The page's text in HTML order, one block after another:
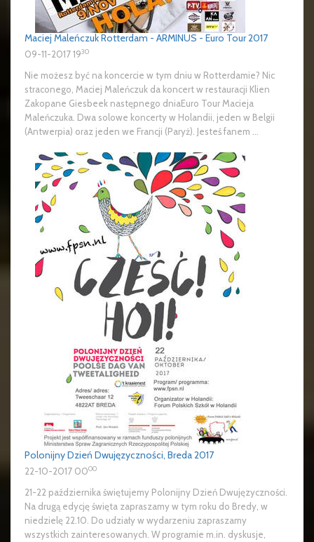
Maciej Maleńczuk Rotterdam - ARMINUS - Euro Tour 2017
09-11-2017 1930
Nie możesz być na koncercie w tym dniu w Rotterdamie? Nic
straconego, Maciej Maleńczuk da koncert w restauracji Klien
Zakopane Giesbeek następnego dniaEuro Tour Macieja
Maleńczuka. Dwa solowe koncerty w Holandii, jeden w Belgii
(Antwerpia) oraz jeden we Francji (Paryż). Jesteś fanem ...
Polonijny Dzień Dwujęzyczności, Breda 2017
22-10-2017 0000
21-22 października świętujemy Polonijny Dzień Dwujęzyczności.
Na drugą edycję święta zapraszamy w tym roku do Bredy, w
niedzielę 22.10. Do udziały w wydarzeniu zapraszamy
wszystkich zainteresowanych. W programie m.in. dyskusje,